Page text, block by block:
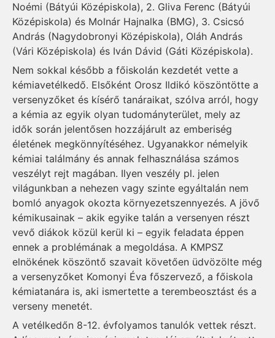
Noémi (Bátyúi Középiskola), 2. Gliva Ferenc (Bátyúi
Középiskola) és Molnár Hajnalka (BMG), 3. Csicsó
András (Nagydobronyi Középiskola), Oláh András
(Vári Középiskola) és Iván Dávid (Gáti Középiskola).
Nem sokkal később a főiskolán kezdetét vette a
kémiavetélkedő. Elsőként Orosz Ildikó köszöntötte a
versenyzőket és kísérő tanáraikat, szólva arról, hogy
a kémia az egyik olyan tudományterület, mely az
idők során jelentősen hozzájárult az emberiség
életének megkönnyítéséhez. Ugyanakkor némelyik
kémiai találmány és annak felhasználása számos
veszélyt rejt magában. Ilyen veszély pl. jelen
világunkban a nehezen vagy szinte egyáltalán nem
bomló anyagok okozta környezetszennyezés. A jövő
kémikusainak – akik egyike talán a versenyen részt
vevő diákok közül kerül ki – egyik feladata éppen
ennek a problémának a megoldása. A KMPSZ
elnökének köszöntő szavait követően üdvözölte még
a versenyzőket Komonyi Éva főszervező, a főiskola
kémiatanára is, aki ismertette a terembeosztást és a
verseny menetét.
A vetélkedőn 8-12. évfolyamos tanulók vettek részt.